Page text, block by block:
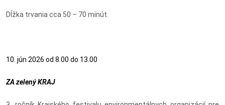
Dĺžka trvania cca 50 – 70 minút.
10. jún 2026 od 8.00 do 13.00
ZA zelený KRAJ